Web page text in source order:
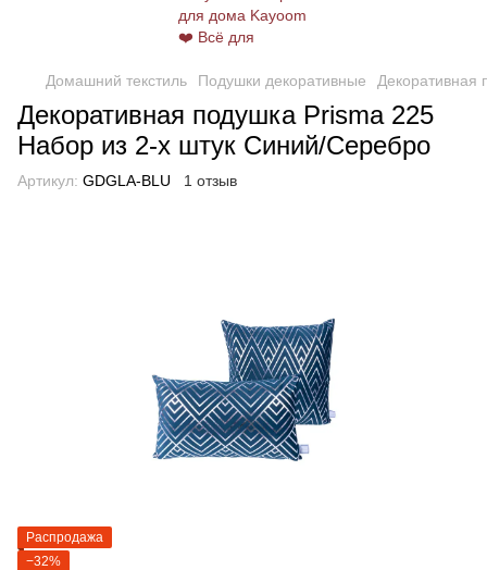
Домашний текстиль Подушки декоративные Декоративная
Декоративная подушка Prisma 225
Набор из 2-х штук Синий/Серебро
Артикул: GDGLA-BLU 1 отзыв
Распродажа
−32%